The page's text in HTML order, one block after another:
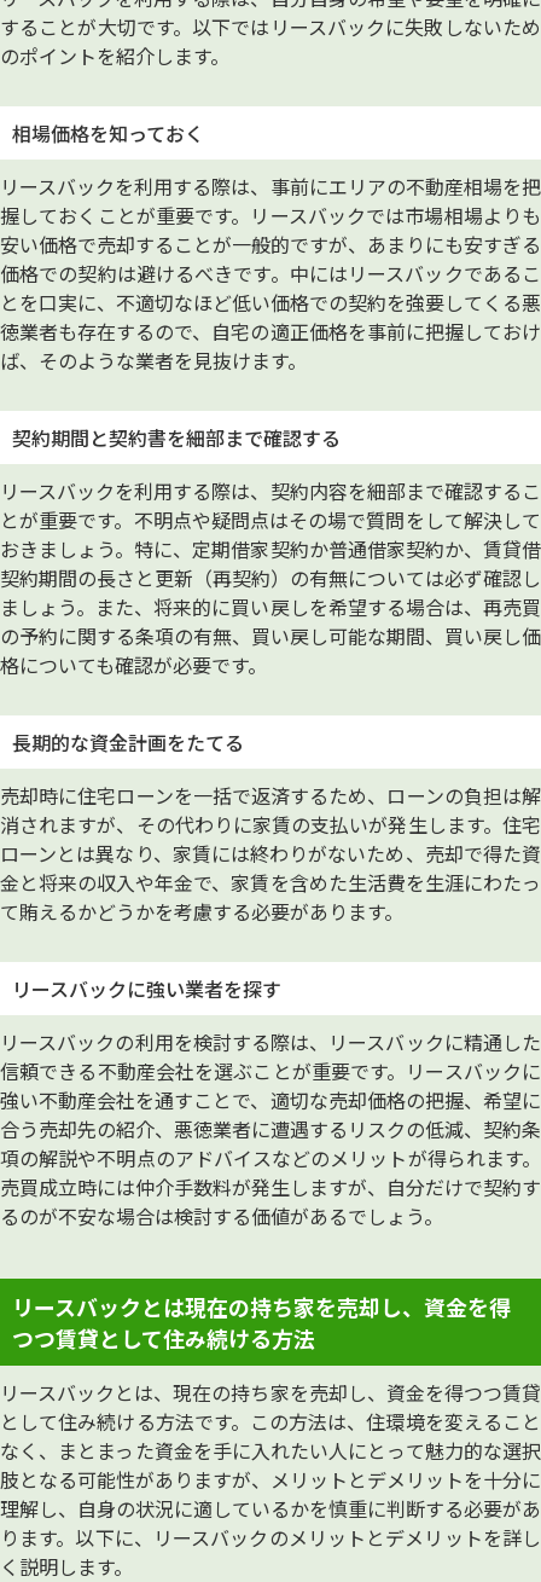
することが大切です。以下ではリースバックに失敗しないため
のポイントを紹介します。
相場価格を知っておく
リースバックを利用する際は、事前にエリアの不動産相場を把
握しておくことが重要です。リースバックでは市場相場よりも
安い価格で売却することが一般的ですが、あまりにも安すぎる
価格での契約は避けるべきです。中にはリースバックであるこ
とを口実に、不適切なほど低い価格での契約を強要してくる悪
徳業者も存在するので、自宅の適正価格を事前に把握しておけ
ば、そのような業者を見抜けます。
契約期間と契約書を細部まで確認する
リースバックを利用する際は、契約内容を細部まで確認するこ
とが重要です。不明点や疑問点はその場で質問をして解決して
おきましょう。特に、定期借家契約か普通借家契約か、賃貸借
契約期間の長さと更新（再契約）の有無については必ず確認し
ましょう。また、将来的に買い戻しを希望する場合は、再売買
の予約に関する条項の有無、買い戻し可能な期間、買い戻し価
格についても確認が必要です。
長期的な資金計画をたてる
売却時に住宅ローンを一括で返済するため、ローンの負担は解
消されますが、その代わりに家賃の支払いが発生します。住宅
ローンとは異なり、家賃には終わりがないため、売却で得た資
金と将来の収入や年金で、家賃を含めた生活費を生涯にわたっ
て賄えるかどうかを考慮する必要があります。
リースバックに強い業者を探す
リースバックの利用を検討する際は、リースバックに精通した
信頼できる不動産会社を選ぶことが重要です。リースバックに
強い不動産会社を通すことで、適切な売却価格の把握、希望に
合う売却先の紹介、悪徳業者に遭遇するリスクの低減、契約条
項の解説や不明点のアドバイスなどのメリットが得られます。
売買成立時には仲介手数料が発生しますが、自分だけで契約す
るのが不安な場合は検討する価値があるでしょう。
リースバックとは現在の持ち家を売却し、資金を得
つつ賃貸として住み続ける方法
リースバックとは、現在の持ち家を売却し、資金を得つつ賃貸
として住み続ける方法です。この方法は、住環境を変えること
なく、まとまった資金を手に入れたい人にとって魅力的な選択
肢となる可能性がありますが、メリットとデメリットを十分に
理解し、自身の状況に適しているかを慎重に判断する必要があ
ります。以下に、リースバックのメリットとデメリットを詳し
く説明します。